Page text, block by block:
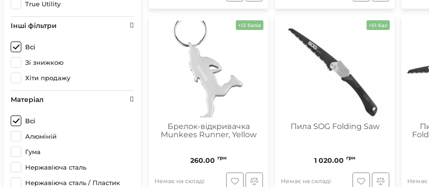
True Utility
Інші фільтри
Всі
Зі знижкою
Хіти продажу
Матеріал
Всі
Алюміній
Гума
Нержавіюча сталь
Нержавіюча сталь / Пластик
+13 балів
Брелок-відкривачка
Munkees Runner, Yellow
260.00 грн
Немає на складі
+51 бал
Пила SOG Folding Saw
1 020.00 грн
Немає на складі Немає